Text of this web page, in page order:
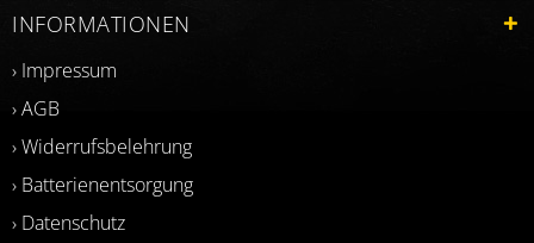
INFORMATIONEN
› Impressum
› AGB
› Widerrufsbelehrung
› Batterienentsorgung
› Datenschutz